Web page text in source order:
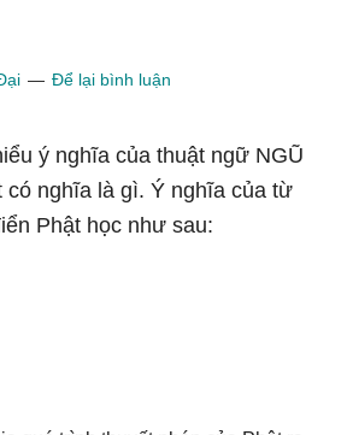
Để lại bình luận
ý nghĩa của thuật ngữ NGŨ
có nghĩa là gì. Ý nghĩa của từ
Phật học như sau: